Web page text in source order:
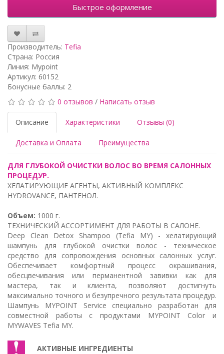
Быстрое оформление
Производитель: Tefia
Страна: Россия
Линия: Mypoint
Артикул: 60152
Бонусные баллы: 2
0 отзывов / Написать отзыв
Описание Характеристики Отзывы (0)
Доставка и Оплата Преимущества
ДЛЯ ГЛУБОКОЙ ОЧИСТКИ ВОЛОС ВО ВРЕМЯ САЛОННЫХ
ПРОЦЕДУР.
ХЕЛАТИРУЮЩИЕ АГЕНТЫ, АКТИВНЫЙ КОМПЛЕКС
HYDROVANCE, ПАНТЕНОЛ.
Объем: 1000 г.
ТЕХНИЧЕСКИЙ АССОРТИМЕНТ ДЛЯ РАБОТЫ В САЛОНЕ.
Deep Clean Detox Shampoo (Tefia MY) - хелатирующий
шампунь для глубокой очистки волос - техническое
средство для сопровождения основных салонных услуг.
Обеспечивает комфортный процесс окрашивания,
обесцвечивания или перманентной завивки как для
мастера, так и клиента, позволяют достигнуть
максимально точного и безупречного результата процедур.
Шампунь MYPOINT Service специально разработан для
совместной работы с продуктами MYPOINT Color и
MYWAVES Tefia MY.
АКТИВНЫЕ ИНГРЕДИЕНТЫ